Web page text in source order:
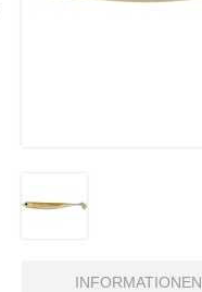
INFORMATIONEN